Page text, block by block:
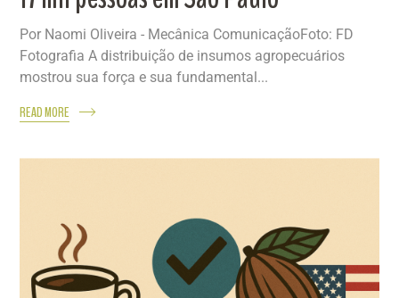
Por Naomi Oliveira - Mecânica ComunicaçãoFoto: FD
Fotografia A distribuição de insumos agropecuários
mostrou sua força e sua fundamental...
READ MORE